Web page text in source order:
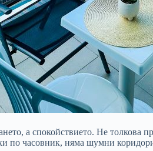
а спокойствието. Не толкова
по часовник, няма шумни